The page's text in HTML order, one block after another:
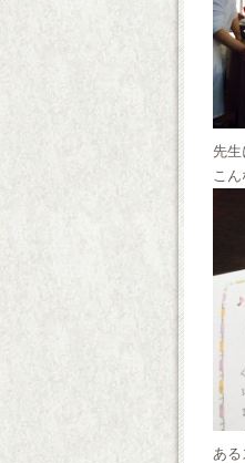
先生
こ
ある